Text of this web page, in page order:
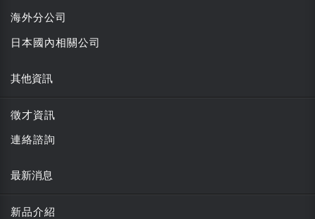
海外分公司
日本國內相關公司
其他資訊
徵才資訊
連絡諮詢
最新消息
新品介紹